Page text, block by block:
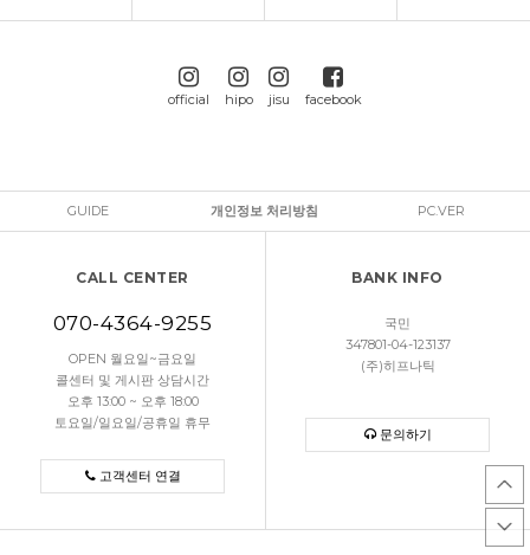
official hipo jisu facebook
GUIDE 개인정보 처리방침 PC.VER
CALL CENTER
070-4364-9255
OPEN 월요일~금요일
콜센터 및 게시판 상담시간
오후 13:00 ~ 오후 18:00
토요일/일요일/공휴일 휴무
고객센터 연결
BANK INFO
국민
347801-04-123137
(주)히프나틱
문의하기